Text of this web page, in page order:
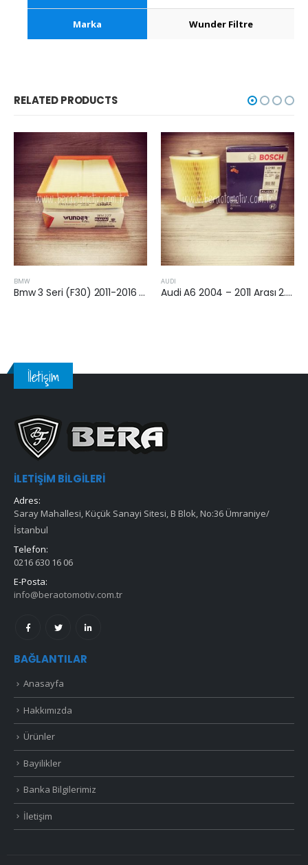
Marka Wunder Filtre
RELATED PRODUCTS
BMW
Bmw 3 Seri (F30) 2011-2016 Arası Dizel Hava Filtresi
AUDI
Audi A6 2004 – 2011 Arası 2.7 Tdi v6 Hava Filtresi
İletişim
İLETIŞIM BILGILERI
Adres:
Saray Mahallesi, Küçük Sanayi Sitesi, B Blok, No:36 Ümraniye/
İstanbul
Telefon:
0216 630 16 06
E-Posta:
info@beraotomotiv.com.tr
BAĞLANTILAR
Anasayfa
Hakkımızda
Ürünler
Bayilikler
Banka Bilgilerimiz
İletişim